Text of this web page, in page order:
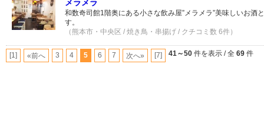
メラメラ
和数奇司館1階奥にある小さな飲み屋”メラメラ”美味しいお酒
す。
（熊本市・中央区 / 焼き鳥・串揚げ / クチコミ数 6件）
[1] «前へ 3 4 5 6 7 次へ» [7] 41～50 件を表示 / 全 69 件